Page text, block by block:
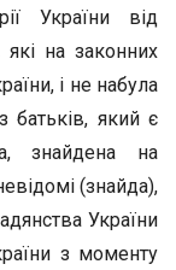
України від
на законних
і не набула
батьків, який є
знайдена на
(знайда),
України
з моменту